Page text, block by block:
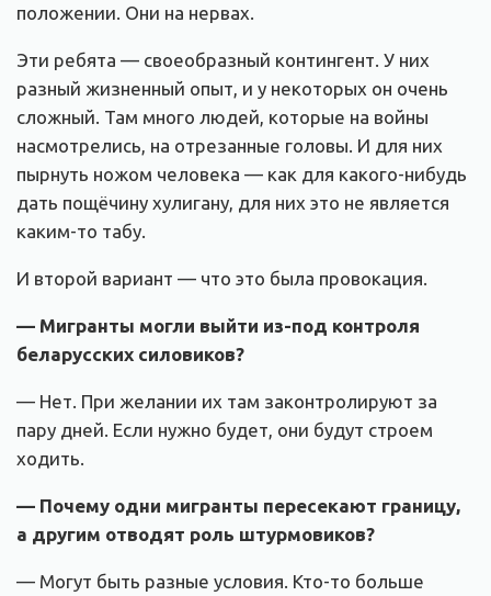
положении. Они на нервах.
Эти ребята — своеобразный контингент. У них
разный жизненный опыт, и у некоторых он очень
сложный. Там много людей, которые на войны
насмотрелись, на отрезанные головы. И для них
пырнуть ножом человека — как для какого-нибудь
дать пощёчину хулигану, для них это не является
каким-то табу.
И второй вариант — что это была провокация.
— Мигранты могли выйти из-под контроля
беларусских силовиков?
— Нет. При желании их там законтролируют за
пару дней. Если нужно будет, они будут строем
ходить.
— Почему одни мигранты пересекают границу,
а другим отводят роль штурмовиков?
— Могут быть разные условия. Кто-то больше